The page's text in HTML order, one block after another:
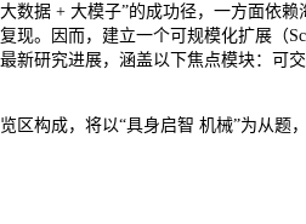
数据 + 大模子”的成功径，一方面依
。因而，建立一个可规模化扩展（
研究进展，涵盖以下焦点模块：可交
构成，将以“具身启智 机械”为从题